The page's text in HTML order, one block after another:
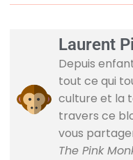
Laurent
Depuis
tout ce qui
culture et la
travers ce
vous
The Pink